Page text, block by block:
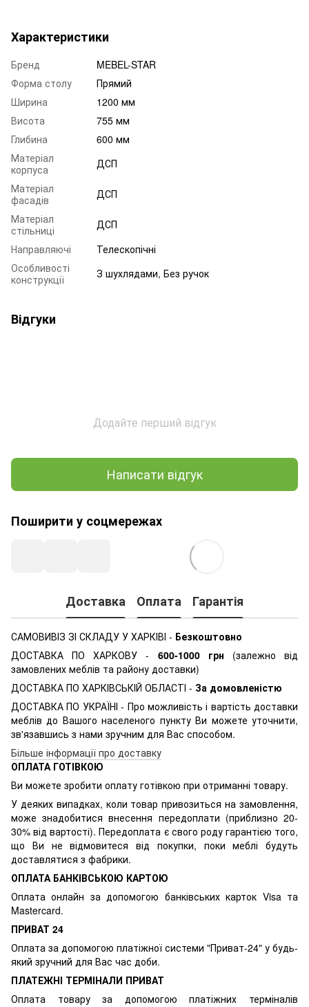
Характеристики
Бренд
MEBEL-STAR
Форма столу
Прямий
Ширина
1200 мм
Висота
755 мм
Глибина
600 мм
Матеріал
корпуса
ДСП
Матеріал
фасадів
ДСП
Матеріал
стільниці
ДСП
Направляючі
Телескопічні
Особливості
конструкції
З шухлядами, Без ручок
Відгуки
Додайте перший відгук
Написати відгук
Поширити у соцмережах
Доставка Оплата Гарантія
САМОВИВІЗ ЗІ СКЛАДУ У ХАРКІВІ - Безкоштовно
ДОСТАВКА ПО ХАРКОВУ - 600-1000 грн (залежно від
замовлених меблів та району доставки)
ДОСТАВКА ПО ХАРКІВСЬКІЙ ОБЛАСТІ - За домовленістю
ДОСТАВКА ПО УКРАЇНІ - Про можливість і вартість доставки
меблів до Вашого населеного пункту Ви можете уточнити,
зв'язавшись з нами зручним для Вас способом.
Більше інформації про доставку
ОПЛАТА ГОТІВКОЮ
Ви можете зробити оплату готівкою при отриманні товару.
У деяких випадках, коли товар привозиться на замовлення,
може знадобитися внесення передоплати (приблизно 20-
30% від вартості). Передоплата є свого роду гарантією того,
що Ви не відмовитеся від покупки, поки меблі будуть
доставлятися з фабрики.
ОПЛАТА БАНКІВСЬКОЮ КАРТОЮ
Оплата онлайн за допомогою банківських карток Visa та
Mastercard.
ПРИВАТ 24
Оплата за допомогою платіжної системи "Приват-24" у будь-
який зручний для Вас час доби.
ПЛАТЕЖНІ ТЕРМІНАЛИ ПРИВАТ
Оплата товару за допомогою платіжних терміналів